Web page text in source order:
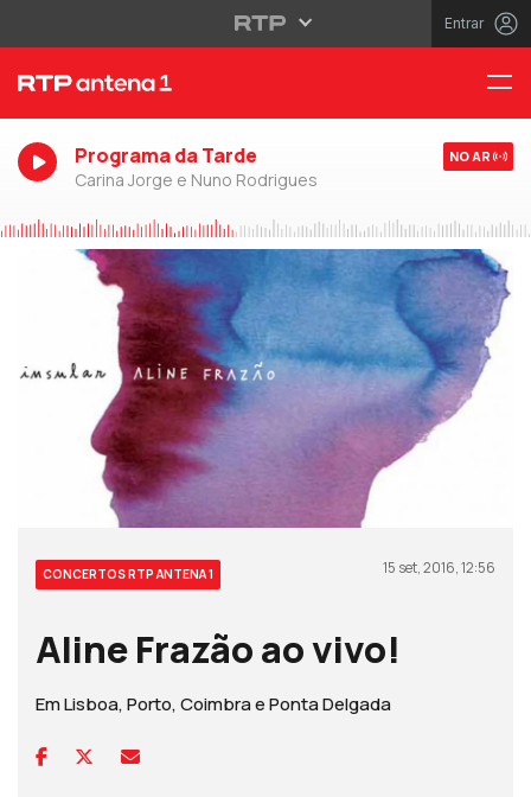
Entrar
Programa da Tarde
Carina Jorge e Nuno Rodrigues
NO AR
CONCERTOS RTP ANTENA 1 15 set, 2016, 12:56
Aline Frazão ao vivo!
Em Lisboa, Porto, Coimbra e Ponta Delgada